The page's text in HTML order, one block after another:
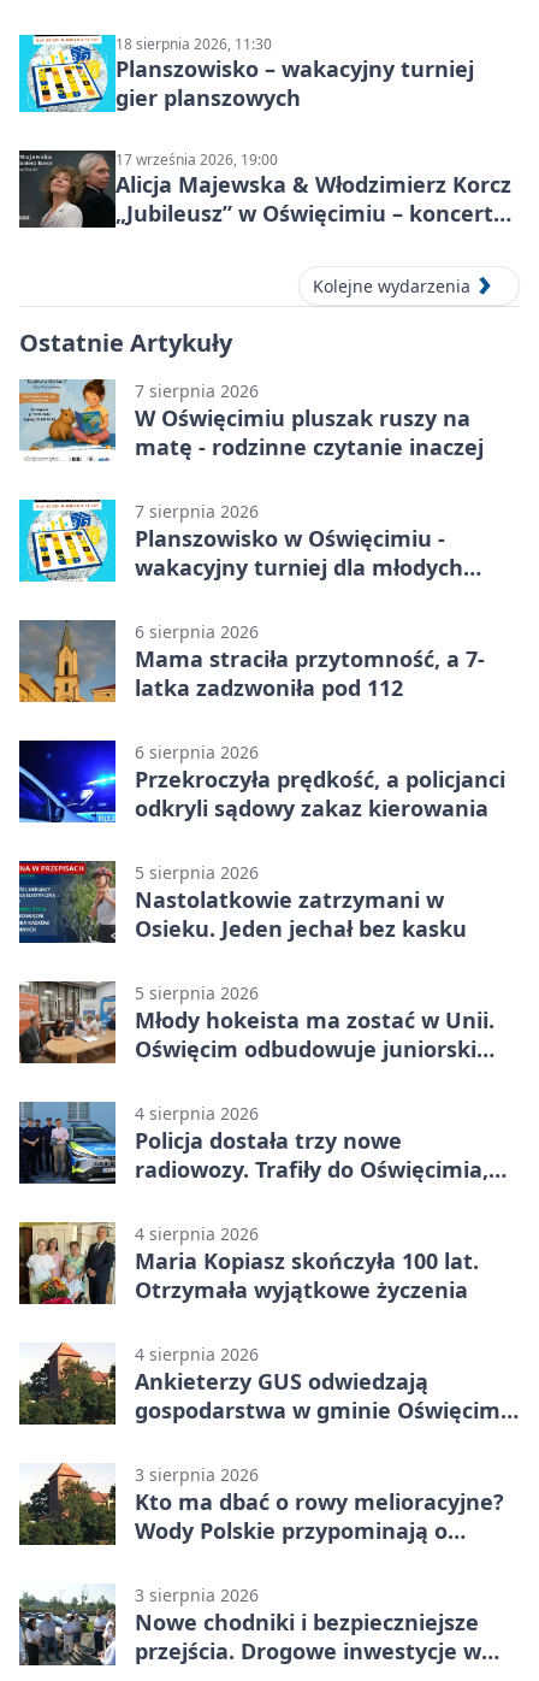
18 sierpnia 2026, 11:30
Planszowisko – wakacyjny turniej
gier planszowych
17 września 2026, 19:00
Alicja Majewska & Włodzimierz Korcz
„Jubileusz” w Oświęcimiu – koncert
Kolejne wydarzenia
Ostatnie Artykuły
7 sierpnia 2026
W Oświęcimiu pluszak ruszy na
matę - rodzinne czytanie inaczej
7 sierpnia 2026
Planszowisko w Oświęcimiu -
wakacyjny turniej dla młodych
6 sierpnia 2026
Mama straciła przytomność, a 7-
latka zadzwoniła pod 112
6 sierpnia 2026
Przekroczyła prędkość, a policjanci
odkryli sądowy zakaz kierowania
5 sierpnia 2026
Nastolatkowie zatrzymani w
Osieku. Jeden jechał bez kasku
5 sierpnia 2026
Młody hokeista ma zostać w Unii.
Oświęcim odbudowuje juniorski
4 sierpnia 2026
Policja dostała trzy nowe
radiowozy. Trafiły do Oświęcimia,
4 sierpnia 2026
Maria Kopiasz skończyła 100 lat.
Otrzymała wyjątkowe życzenia
4 sierpnia 2026
Ankieterzy GUS odwiedzają
gospodarstwa w gminie Oświęcim.
3 sierpnia 2026
Kto ma dbać o rowy melioracyjne?
Wody Polskie przypominają o
3 sierpnia 2026
Nowe chodniki i bezpieczniejsze
przejścia. Drogowe inwestycje w